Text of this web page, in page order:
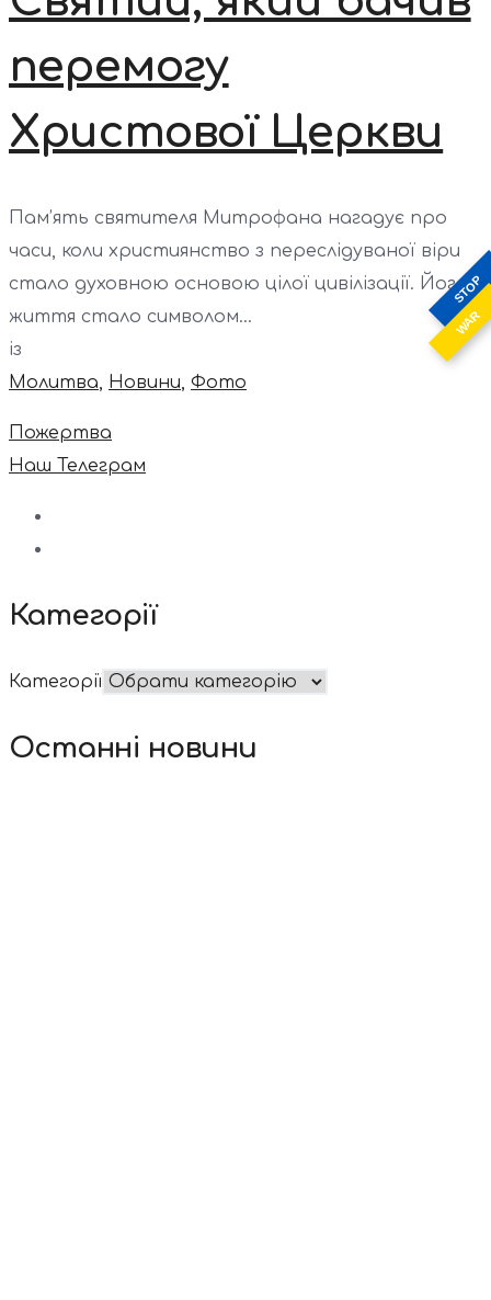
STOP
WAR
перемогу
Христової Церкви
Пам’ять святителя Митрофана нагадує про
часи, коли християнство з переслідуваної віри
стало духовною основою цілої цивілізації. Його
життя стало символом...
із
Молитва, Новини, Фото
Пожертва
Наш Телеграм
Категорії
Категорії
Останні новини